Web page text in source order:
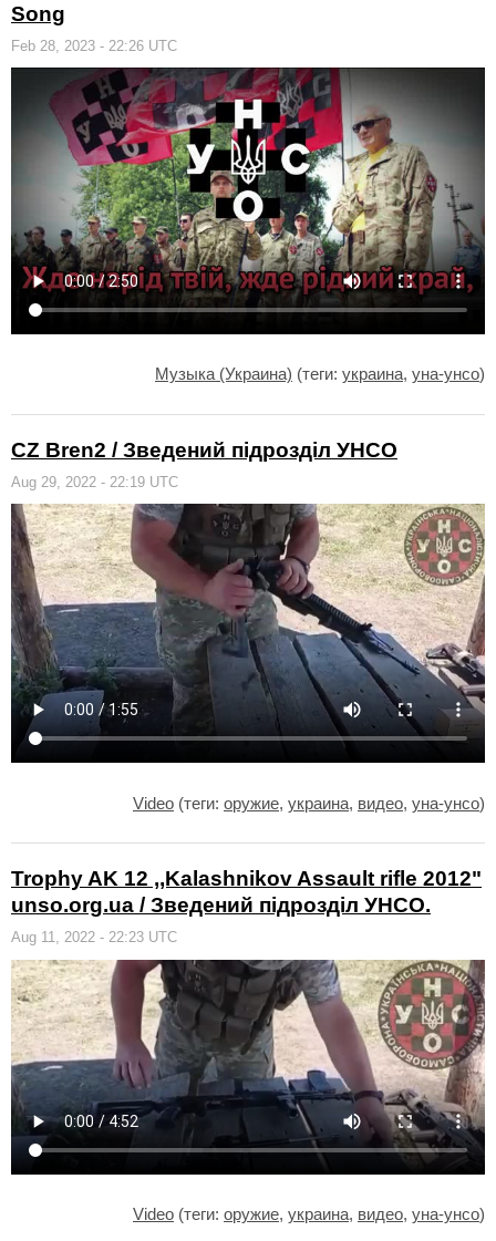
Song
Feb 28, 2023 - 22:26 UTC
Музыка (Украина) (теги: украина, уна-унсо)
CZ Bren2 / Зведений підрозділ УНСО
Aug 29, 2022 - 22:19 UTC
Video (теги: оружие, украина, видео, уна-унсо)
Trophy AK 12 ,,Kalashnikov Assault rifle 2012"
unso.org.ua / Зведений підрозділ УНСО.
Aug 11, 2022 - 22:23 UTC
Video (теги: оружие, украина, видео, уна-унсо)